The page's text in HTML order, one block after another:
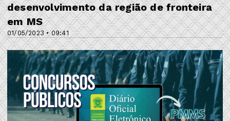
01/05/2023 • 09:41
desenvolvimento da região de fronteira
em MS